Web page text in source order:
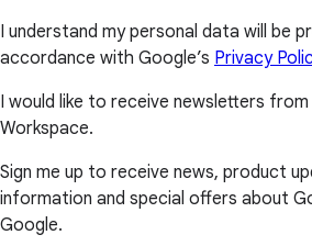
I understand my personal data will be
accordance with Google’s Privacy
I would like to receive newsletters from
Workspace.
Sign me up to receive news, product
information and special offers about
Google.